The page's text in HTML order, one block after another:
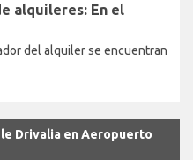
alquileres: En el
del alquiler se encuentran
Drivalia en Aeropuerto